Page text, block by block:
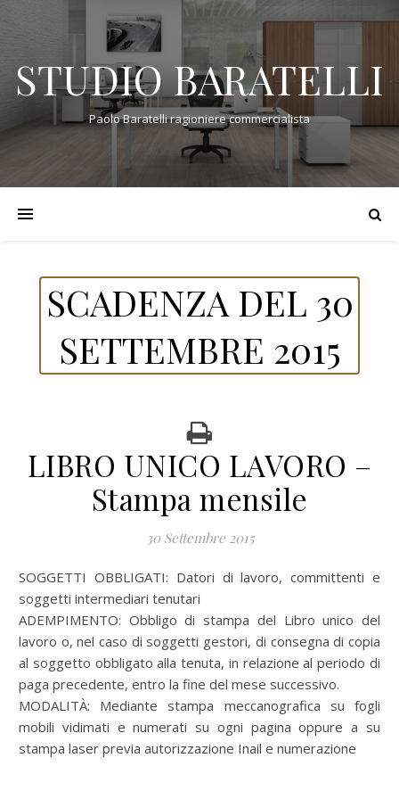
STUDIO BARATELLI
Paolo Baratelli ragioniere commercialista
SCADENZA DEL 30
SETTEMBRE 2015
LIBRO UNICO LAVORO –
Stampa mensile
30 Settembre 2015
SOGGETTI OBBLIGATI: Datori di lavoro, committenti e
soggetti intermediari tenutari
ADEMPIMENTO: Obbligo di stampa del Libro unico del
lavoro o, nel caso di soggetti gestori, di consegna di copia
al soggetto obbligato alla tenuta, in relazione al periodo di
paga precedente, entro la fine del mese successivo.
MODALITÀ: Mediante stampa meccanografica su fogli
mobili vidimati e numerati su ogni pagina oppure a su
stampa laser previa autorizzazione Inail e numerazione